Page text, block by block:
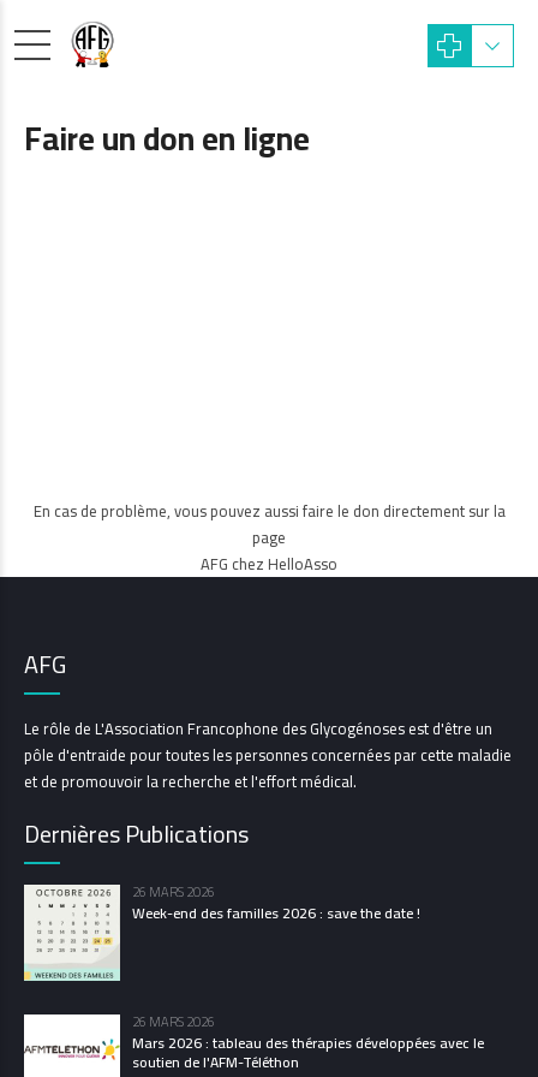
Faire un don en ligne
En cas de problème, vous pouvez aussi faire le don directement sur la
page
AFG chez HelloAsso
AFG
Le rôle de L'Association Francophone des Glycogénoses est d'être un
pôle d'entraide pour toutes les personnes concernées par cette maladie
et de promouvoir la recherche et l'effort médical.
Dernières Publications
26 MARS 2026
Week-end des familles 2026 : save the date !
26 MARS 2026
Mars 2026 : tableau des thérapies développées avec le
soutien de l'AFM-Téléthon